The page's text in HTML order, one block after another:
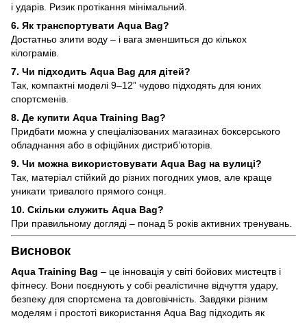
і ударів. Ризик протікання мінімальний.
6. Як транспортувати Aqua Bag?
Достатньо злити воду – і вага зменшиться до кількох
кілограмів.
7. Чи підходить Aqua Bag для дітей?
Так, компактні моделі 9–12” чудово підходять для юних
спортсменів.
8. Де купити Aqua Training Bag?
Придбати можна у спеціалізованих магазинах боксерського
обладнання або в офіційних дистриб’юторів.
9. Чи можна використовувати Aqua Bag на вулиці?
Так, матеріал стійкий до різних погодних умов, але краще
уникати тривалого прямого сонця.
10. Скільки служить Aqua Bag?
При правильному догляді – понад 5 років активних тренувань.
Висновок
Aqua Training Bag – це інновація у світі бойових мистецтв і
фітнесу. Вони поєднують у собі реалістичне відчуття удару,
безпеку для спортсмена та довговічність. Завдяки різним
моделям і простоті використання Aqua Bag підходить як